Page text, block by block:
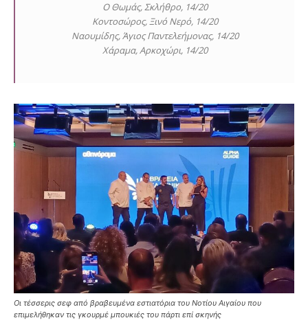
Ο Θωμάς, Σκλήθρο, 14/20
Κοντοσώρος, Ξινό Νερό, 14/20
Ναουμίδης, Άγιος Παντελεήμονας, 14/20
Χάραμα, Αρκοχώρι, 14/20
Οι τέσσερις σεφ από βραβευμένα εστιατόρια του Νοτίου Αιγαίου που
επιμελήθηκαν τις γκουρμέ μπουκιές του πάρτι επί σκηνής